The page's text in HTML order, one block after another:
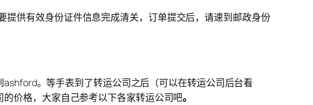
供有效身份证件信息完成清关，订单提交后，请速到邮政身份
。等手表到了转运公司之后（可以在转运公司后台看
价格，大家自己参考以下各家转运公司吧。